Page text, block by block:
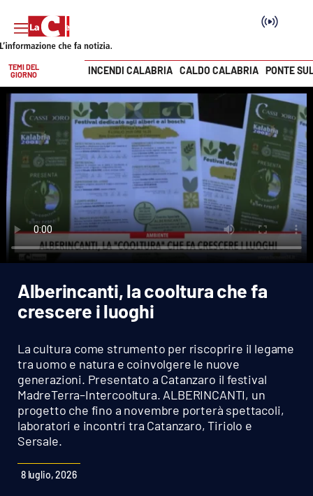
SEZIONI
Cronaca
Politica
Attualità
Economia e lavoro
Italia Mondo
Sport
Cultura
Podcast
Meteo
Vai
TEMI DEL
GIORNO
INCENDI CALABRIA CALDO CALABRIA PONTE
Alberincanti, la cooltura che fa
crescere i luoghi
La cultura come strumento per riscoprire il legame
tra uomo e natura e coinvolgere le nuove
generazioni. Presentato a Catanzaro il festival
MadreTerra–Intercooltura. ALBERINCANTI, un
progetto che fino a novembre porterà spettacoli,
laboratori e incontri tra Catanzaro, Tiriolo e
Sersale.
8 luglio, 2026